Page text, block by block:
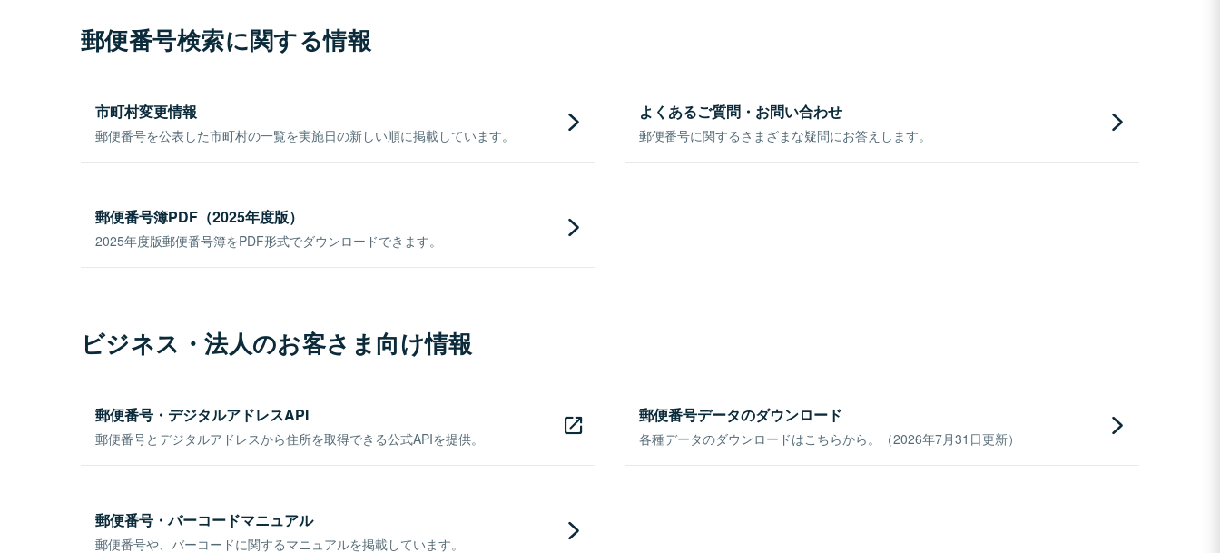
郵便番号検索に関する情報
市町村変更情報
郵便番号を公表した市町村の一覧を実施日の新しい順に掲載しています。
よくあるご質問・お問い合わせ
郵便番号に関するさまざまな疑問にお答えします。
郵便番号簿PDF（2025年度版）
2025年度版郵便番号簿をPDF形式でダウンロードできます。
ビジネス・法人のお客さま向け情報
郵便番号・デジタルアドレスAPI
郵便番号とデジタルアドレスから住所を取得できる公式APIを提供。
郵便番号データのダウンロード
各種データのダウンロードはこちらから。（2026年7月31日更新）
郵便番号・バーコードマニュアル
郵便番号や、バーコードに関するマニュアルを掲載しています。